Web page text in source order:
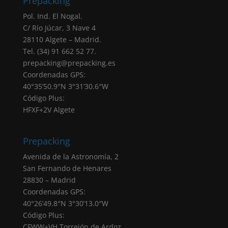
serán tratados en base a nuestra
privacidad”
Negativa otorgar el consentimiento: El hecho
de que no introduzcas los datos que
aparecen marcados como obligatorios en el
formulario tendrá como consecuencia la no
atención de su solicitud.
Destinatarios: Sus datos no serán cedidos a
ninguna empresa, salvo obligación legal.
suprimir sus datos, portabilidad de los datos,
derecho a no ser objeto de decisiones
automatizadas, así como a obtener
información clara y transparente sobre el
tratamiento de sus datos, tal como se explica
en la información adicional.
Derecho a presentar una reclamación ante la
Pol. Ind. El Nogal.
C/ Río Júcar, 3 Nave 4
28110 Algete – Madrid.
Tel. (34) 91 662 52 77.
prepacking@prepacking.es
Coordenadas GPS:
40°35’50.9″N 3°31’30.6″W
Código Plus:
HFXF+2V Algete
Prepacking
Avenida de la Astronomía, 2
San Fernando de Henares
28830 – Madrid
Coordenadas GPS:
40°26’49.8″N 3°30’13.0″W
Código Plus: